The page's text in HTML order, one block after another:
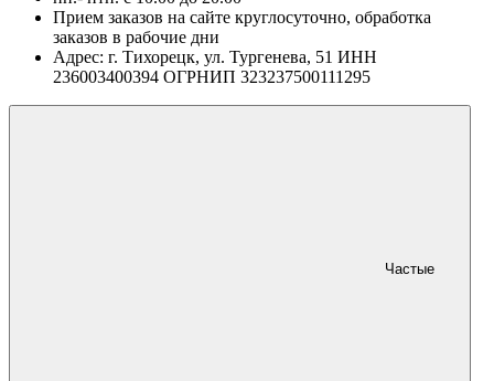
Прием заказов на сайте круглосуточно, обработка
заказов в рабочие дни
Адрес: г. Тихорецк, ул. Тургенева, 51 ИНН
236003400394 ОГРНИП 323237500111295
Частые